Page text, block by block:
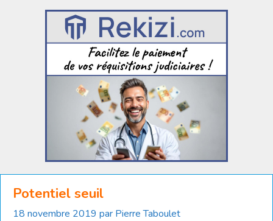
Potentiel seuil
18 novembre 2019 par Pierre Taboulet